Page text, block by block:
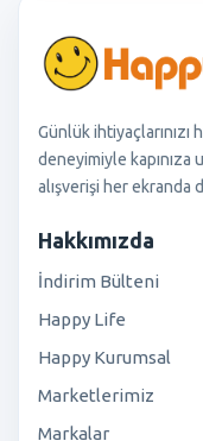
Günlük ihtiyaçlarınızı
deneyimiyle kapınıza
alışverişi her ekranda
Hakkımızda
İndirim Bülteni
Happy Life
Happy Kurumsal
Marketlerimiz
Markalar